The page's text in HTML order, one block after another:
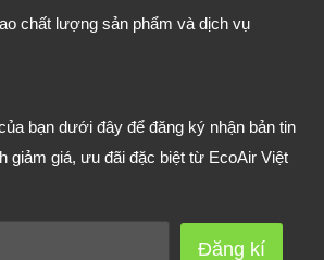
chất lượng sản phẩm và dịch vụ
bạn dưới đây để đăng ký nhận bản tin
giảm giá, ưu đãi đặc biệt từ EcoAir Việt
Đăng kí